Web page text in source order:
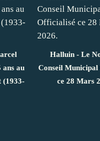
ans au
(1933-
Halluin - Le
Conseil
ce 28 Mars